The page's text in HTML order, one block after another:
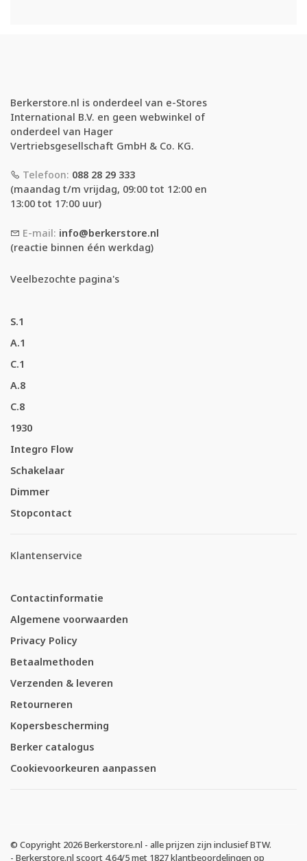
Berkerstore.nl is onderdeel van e-Stores
International B.V. en geen webwinkel of
onderdeel van Hager
Vertriebsgesellschaft GmbH & Co. KG.
Telefoon: 088 28 29 333
(maandag t/m vrijdag, 09:00 tot 12:00 en
13:00 tot 17:00 uur)
E-mail: info@berkerstore.nl
(reactie binnen één werkdag)
Veelbezochte pagina's
S.1
A.1
C.1
A.8
C.8
1930
Integro Flow
Schakelaar
Dimmer
Stopcontact
Klantenservice
Contactinformatie
Algemene voorwaarden
Privacy Policy
Betaalmethoden
Verzenden & leveren
Retourneren
Kopersbescherming
Berker catalogus
Cookievoorkeuren aanpassen
© Copyright 2026 Berkerstore.nl - alle prijzen zijn inclusief BTW.
- Berkerstore.nl scoort 4.64/5met 1827klantbeoordelingen op